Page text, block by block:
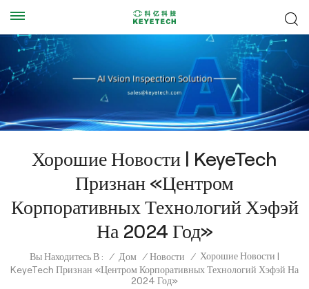
Хорошие Новости | KeyeTech
Признан «Центром
Корпоративных Технологий Хэфэй
На 2024 Год»
Вы Находитесь В : / Дом / Новости / Хорошие Новости |
KeyeTech Признан «Центром Корпоративных Технологий Хэфэй На
2024 Год»